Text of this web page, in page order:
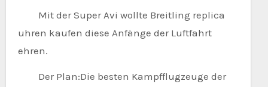
Mit der Super Avi wollte Breitling replica
uhren kaufen diese Anfänge der Luftfahrt
ehren.
Der Plan:Die besten Kampfflugzeuge der